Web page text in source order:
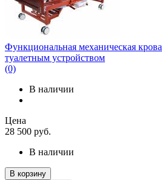
Функциональная механическая
туалетным устройством
(0)
В наличии
Цена
28 500 руб.
В наличии
В корзину